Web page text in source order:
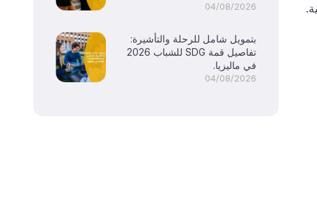
04/08/2026
بتمويل شامل للرحلة والتأشيرة:
تفاصيل قمة SDG للشباب 2026
في ماليزيا.
04/08/2026